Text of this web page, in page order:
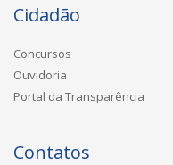
Cidadão
Concursos
Ouvidoria
Portal da Transparência
Contatos